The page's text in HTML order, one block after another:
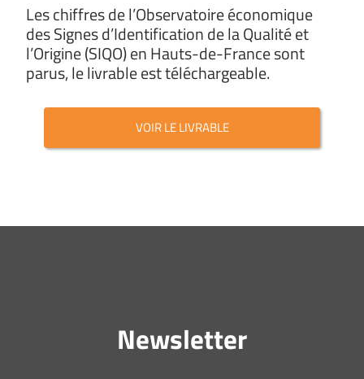
Les chiffres de l’Observatoire économique
des Signes d’Identification de la Qualité et
l’Origine (SIQO) en Hauts-de-France sont
parus, le livrable est téléchargeable.
VOIR LE LIVRABLE
Newsletter